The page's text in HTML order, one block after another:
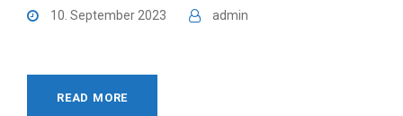
10. September 2023 admin
READ MORE